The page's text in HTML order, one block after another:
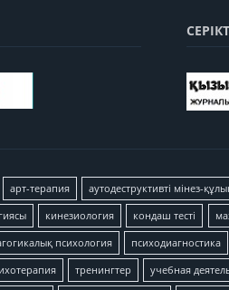
арт-терапия аутодеструктивті мінез-
кинезиология кондаш тесті
психология психодиагностика
тренингтер учебная